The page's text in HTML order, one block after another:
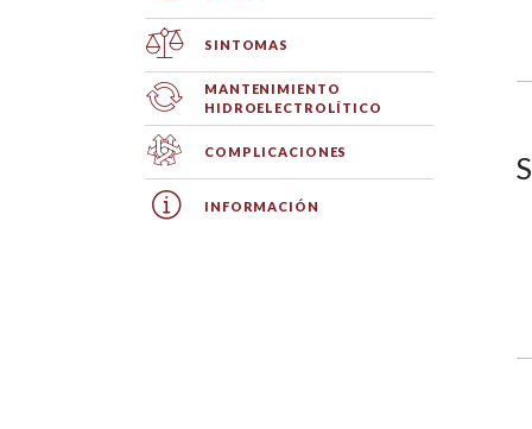
SINTOMAS
MANTENIMIENTO
HIDROELECTROLÍTICO
COMPLICACIONES
INFORMACIÓN